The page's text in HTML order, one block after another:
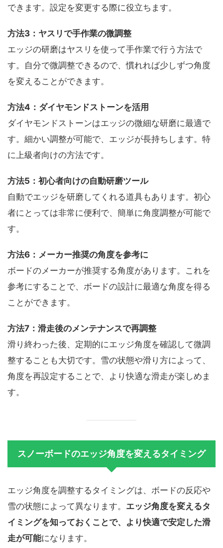
できます。設定を変更する際に役立ちます。
方法3：ヤスリで手作業の微調整
エッジの研磨はヤスリを使って手作業で行う方法で
す。自分で微調整できるので、慣れれば少しずつ角度
を変えることができます。
方法4：ダイヤモンドストーンを活用
ダイヤモンドストーンはエッジの微細な研磨に最適で
す。細かい調整が可能で、エッジが長持ちします。特
に上級者向けの方法です。
方法5：初心者向けの自動研磨ツール
自動でエッジを研磨してくれる道具もあります。初心
者にとっては非常に便利で、簡単に角度調整が可能で
す。
方法6：メーカー推奨の角度を参考に
ボードのメーカーが推奨する角度があります。これを
参考にすることで、ボードの設計に最適な角度を得る
ことができます。
方法7：滑走後のメンテナンスで再調整
滑り終わった後、定期的にエッジ角度を確認して微調
整することも大切です。雪の状態や滑り方によって、
角度を再設定することで、より快適な滑走が楽しめま
す。
スノーボードのエッジ角度を変えるタイミング
エッジ角度を調整するタイミングは、ボードの反応や
雪の状態によって異なります。 エッジ角度を変えるタ
イミングを知っておくことで、より快適で安定した滑
走が可能になります。